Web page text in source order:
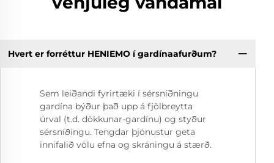
Hvert er forréttur HENIEMO í gardínaafurðum?
Sem leiðandi fyrirtæki í sérsníðningu
gardína býður það upp á fjölbreytta
úrval (t.d. dökkunar-gardínu) og styður
sérsníðingu. Tengdar þjónustur geta
innifalið völu efna og skráningu á stærð.